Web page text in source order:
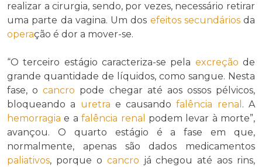
realizar a cirurgia, sendo, por vezes, necessário retirar
uma parte da vagina. Um dos efeitos secundáriosda
operação é dor a mover-se.
“O terceiro estágio caracteriza-se pela excreção de
grande quantidade de líquidos, como sangue. Nesta
fase, ocancro pode chegar até aos ossos pélvicos,
bloqueando a uretra e causandofalência renal . A
hemorragia e afalência renal
podem levar à morte”,
avançou. O quarto estágio é a fase em que,
normalmente, apenas são dados medicamentos
paliativos, porque o cancro já chegou até aos rins,